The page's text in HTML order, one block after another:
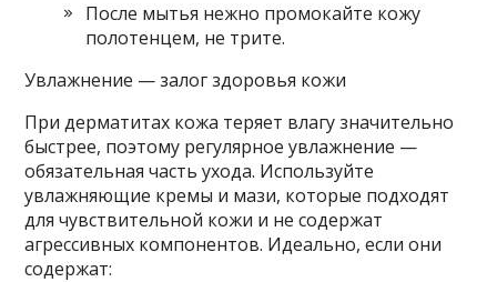
После мытья нежно промокайте кожу
полотенцем, не трите.
Увлажнение — залог здоровья кожи
При дерматитах кожа теряет влагу значительно
быстрее, поэтому регулярное увлажнение —
обязательная часть ухода. Используйте
увлажняющие кремы и мази, которые подходят
для чувствительной кожи и не содержат
агрессивных компонентов. Идеально, если они
содержат: